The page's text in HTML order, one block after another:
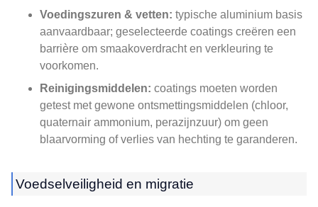
Voedingszuren & vetten: typische aluminium basis
aanvaardbaar; geselecteerde coatings creëren een
barrière om smaakoverdracht en verkleuring te
voorkomen.
Reinigingsmiddelen: coatings moeten worden
getest met gewone ontsmettingsmiddelen (chloor,
quaternair ammonium, perazijnzuur) om geen
blaarvorming of verlies van hechting te garanderen.
Voedselveiligheid en migratie